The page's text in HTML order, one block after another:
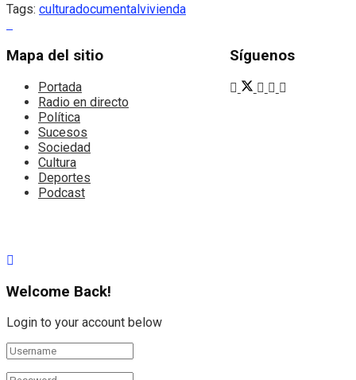
Tags: culturadocumental vivienda
Mapa del sitio
Portada
Radio en directo
Política
Sucesos
Sociedad
Cultura
Deportes
Podcast
Síguenos
Welcome Back!
Login to your account below